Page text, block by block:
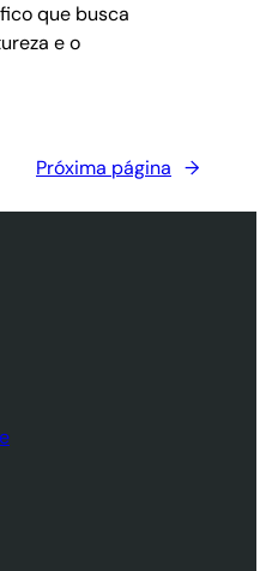
que busca
e o
Próxima página →